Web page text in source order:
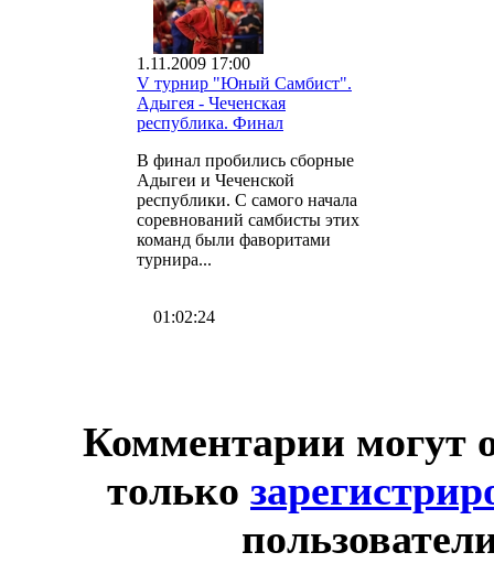
1.11.2009 17:00
V турнир "Юный Самбист".
Адыгея - Чеченская
республика. Финал
В финал пробились сборные
Адыгеи и Чеченской
республики. С самого начала
соревнований самбисты этих
команд были фаворитами
турнира...
01:02:24
Комментарии могут
только